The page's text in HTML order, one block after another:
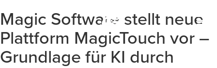
Magic Software stellt neue
Plattform MagicTouch vor –
Grundlage für KI durch